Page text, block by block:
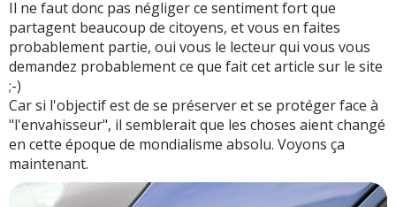
Il ne faut donc pas négliger ce sentiment fort que
partagent beaucoup de citoyens, et vous en faites
probablement partie, oui vous le lecteur qui vous vous
demandez probablement ce que fait cet article sur le site
;-)
Car si l'objectif est de se préserver et se protéger face à
"l'envahisseur", il semblerait que les choses aient changé
en cette époque de mondialisme absolu. Voyons ça
maintenant.